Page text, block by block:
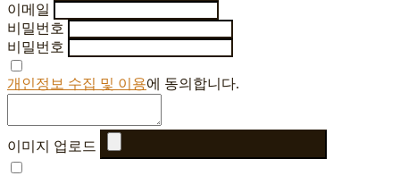
이메일
비밀번호
비밀번호
개인정보 수집 및 이용에 동의합니다.
이미지 업로드